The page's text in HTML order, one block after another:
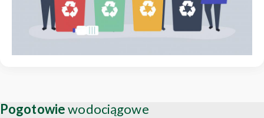
Pogotowiewodociągowe